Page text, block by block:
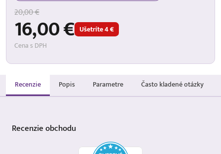
20,00 €
16,00 € Ušetríte 4 €
Cena s DPH
Recenzie Popis Parametre Často kladené otázky
Recenzieobchodu